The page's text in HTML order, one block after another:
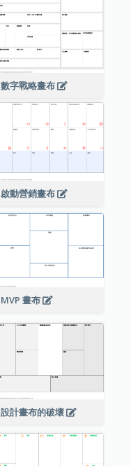
數字戰略畫布
啟動營銷畫布
MVP 畫布
設計畫布的破壞